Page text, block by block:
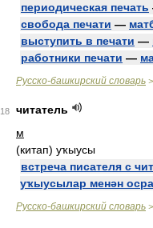
периодическая печать
свобода печати —
выступить в печати —
работники печати —
Русско-башкирский словарь >
18
читатель
м
(китап) уҡыусы
встреча писателя с
уҡыусылар менән
Русско-башкирский словарь >